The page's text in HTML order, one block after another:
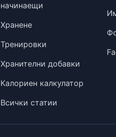
начинаещи
Хранене
Тренировки
Хранителни добавки
Калориен калкулатор
Всички статии